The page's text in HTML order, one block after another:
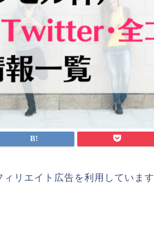
リエイト広告を利用しています